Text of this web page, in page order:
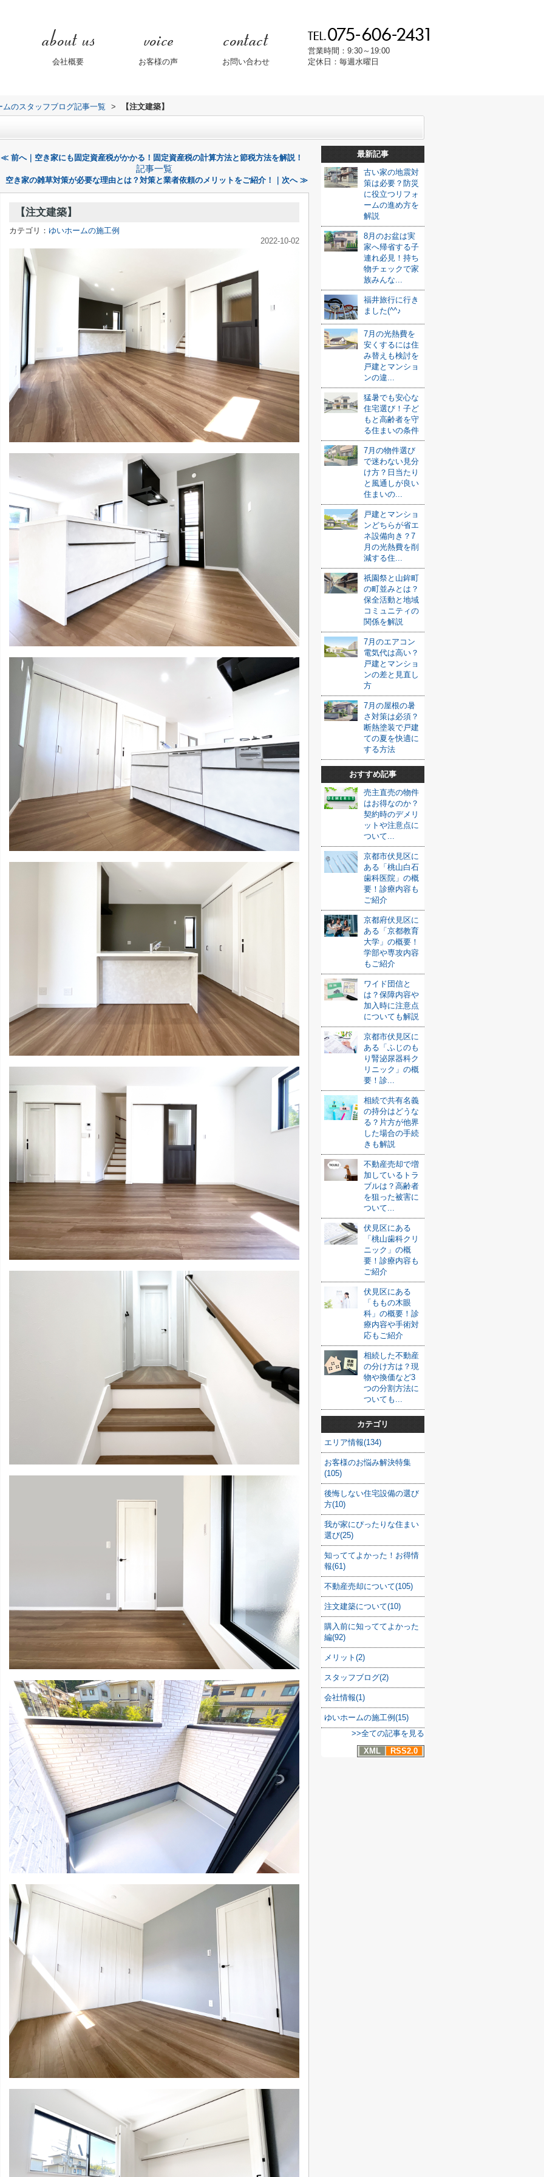
会社概要 お客様の声 お問い合わせ
営業時間：9:30～19:00
定休日：毎週水曜日
のスタッフブログ記事一覧 > 【注文建築】
≪ 前へ｜空き家にも固定資産税がかかる！固定資産税の計算方法と節税方法を解説！
記事一覧
空き家の雑草対策が必要な理由とは？対策と業者依頼のメリットをご紹介！｜次へ ≫
【注文建築】
カテゴリ： ゆいホームの施工例
2022-10-02
最新記事
古い家の地震対
策は必要？防災
に役立つリフォ
ームの進め方を
解説
8月のお盆は実
家へ帰省する子
連れ必見！持ち
物チェックで家
族みんな...
福井旅行に行き
ました(^^♪
7月の光熱費を
安くするには住
み替えも検討を
戸建とマンショ
ンの違...
猛暑でも安心な
住宅選び！子ど
もと高齢者を守
る住まいの条件
7月の物件選び
で迷わない見分
け方？日当たり
と風通しが良い
住まいの...
戸建とマンショ
ンどちらが省エ
ネ設備向き？7
月の光熱費を削
減する住...
祇園祭と山鉾町
の町並みとは？
保全活動と地域
コミュニティの
関係を解説
7月のエアコン
電気代は高い？
戸建とマンショ
ンの差と見直し
方
7月の屋根の暑
さ対策は必須？
断熱塗装で戸建
ての夏を快適に
する方法
おすすめ記事
売主直売の物件
はお得なのか？
契約時のデメリ
ットや注意点に
ついて...
京都市伏見区に
ある「桃山白石
歯科医院」の概
要！診療内容も
ご紹介
京都府伏見区に
ある「京都教育
大学」の概要！
学部や専攻内容
もご紹介
ワイド団信と
は？保障内容や
加入時に注意点
についても解説
京都市伏見区に
ある「ふじのも
り腎泌尿器科ク
リニック」の概
要！診...
相続で共有名義
の持分はどうな
る？片方が他界
した場合の手続
きも解説
不動産売却で増
加しているトラ
ブルは？高齢者
を狙った被害に
ついて...
伏見区にある
「桃山歯科クリ
ニック」の概
要！診療内容も
ご紹介
伏見区にある
「ももの木眼
科」の概要！診
療内容や手術対
応もご紹介
相続した不動産
の分け方は？現
物や換価など3
つの分割方法に
ついても...
カテゴリ
エリア情報(134)
お客様のお悩み解決特集
(105)
後悔しない住宅設備の選び
方(10)
我が家にぴったりな住まい
選び(25)
知っててよかった！お得情
報(61)
不動産売却について(105)
注文建築について(10)
購入前に知っててよかった
編(92)
メリット(2)
スタッフブログ(2)
会社情報(1)
ゆいホームの施工例(15)
>>全ての記事を見る
XML
RSS2.0